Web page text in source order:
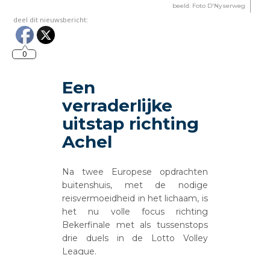
beeld: Foto D'Nyserweg
deel dit nieuwsbericht:
0
Een
verraderlijke
uitstap richting
Achel
Na twee Europese opdrachten
buitenshuis, met de nodige
reisvermoeidheid in het lichaam, is
het nu volle focus richting
Bekerfinale met als tussenstops
drie duels in de Lotto Volley
League.